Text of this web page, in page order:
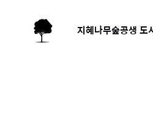
지혜나무숲공생 도